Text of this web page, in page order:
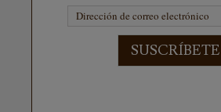
SUSCRÍBETE